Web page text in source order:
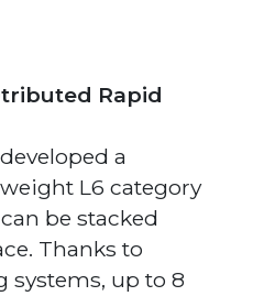
Rapid
a
L6 category
be stacked
Thanks to
up to 8